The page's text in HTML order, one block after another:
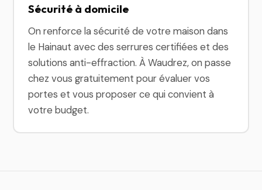
Sécurité à domicile
On renforce la sécurité de votre maison dans
le Hainaut avec des serrures certifiées et des
solutions anti-effraction. À Waudrez, on passe
chez vous gratuitement pour évaluer vos
portes et vous proposer ce qui convient à
votre budget.